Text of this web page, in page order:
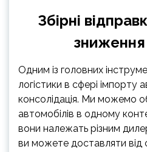
Збірні
зниження
Одним із головних
логістики в сфері імпорту
консолідація. Ми можемо
автомобілів в одному
вони належать різним
ви можете доставляти від